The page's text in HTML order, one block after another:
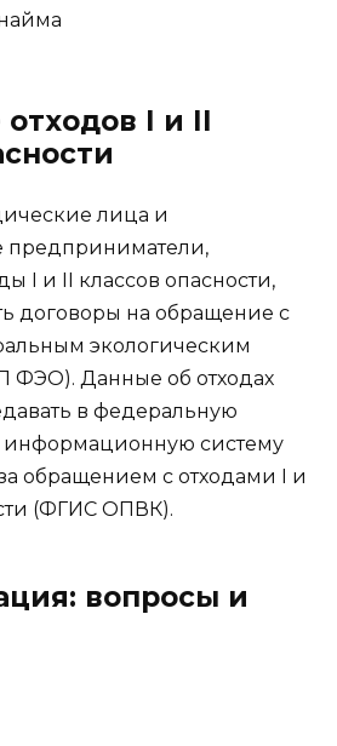
I и II
лица и
I и II классов опасности,
договоры на обращение с
экологическим
ФЭО). Данные об отходах
в федеральную
информационную систему
обращением с отходами I и
(ФГИС ОПВК).
вопросы и